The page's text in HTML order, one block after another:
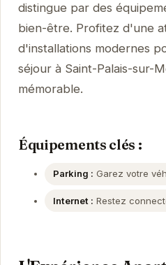
distingue par des
bien-être. Profitez d'une
d'installations modernes
séjour à Saint-Palais-sur-
mémorable.
Équipements clés :
Parking : Garez votre
Internet : Restez